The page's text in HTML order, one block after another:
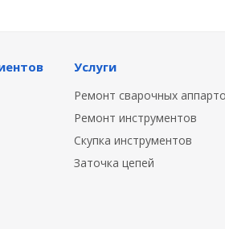
Услуги
Ремонт сварочных
Ремонт инструментов
Скупка инструментов
Заточка цепей